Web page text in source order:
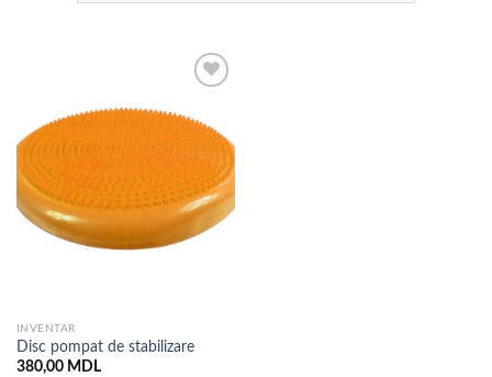
Add to
wishlist
INVENTAR
Disc pompat de stabilizare
380,00 MDL